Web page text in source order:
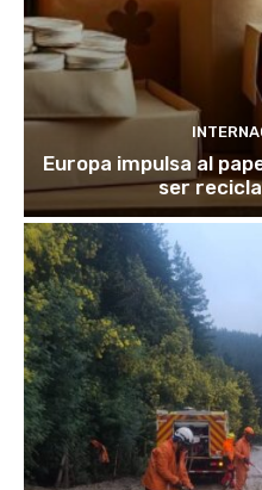
Europa impulsa al
ser